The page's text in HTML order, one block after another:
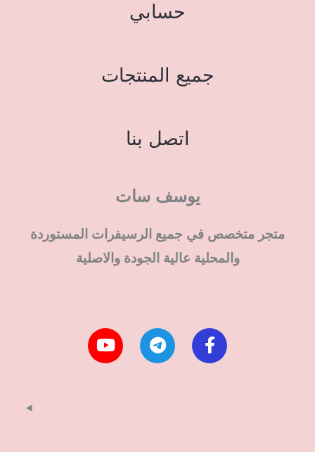
حسابي
جميع المنتجات
اتصل بنا
يوسف سات
متجر متخصص في جميع الرسيفرات المستوردة
والمحلية عالية الجودة والاصلية